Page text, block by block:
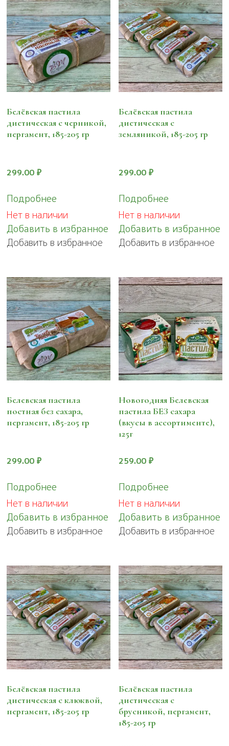
Белёвская пастила
диетическая с черникой,
пергамент, 185-205 гр
299.00 ₽
Подробнее
Нет в наличии
Добавить в избранное
Добавить в избранное
Белёвская пастила
диетическая с
земляникой, 185-205 гр
299.00₽
Подробнее
Нет в наличии
Добавить в избранное
Добавить в избранное
Белевская пастила
постная без сахара,
пергамент, 185-205 гр
299.00 ₽
Подробнее
Нет в наличии
Добавить в избранное
Добавить в избранное
Новогодняя Белевская
пастила БЕЗ сахара
(вкусы в ассортименте),
125г
259.00₽
Подробнее
Нет в наличии
Добавить в избранное
Добавить в избранное
Белёвская пастила
диетическая с клюквой,
пергамент, 185-205 гр
Белёвская пастила
диетическая с
брусникой, пергамент,
185-205 гр